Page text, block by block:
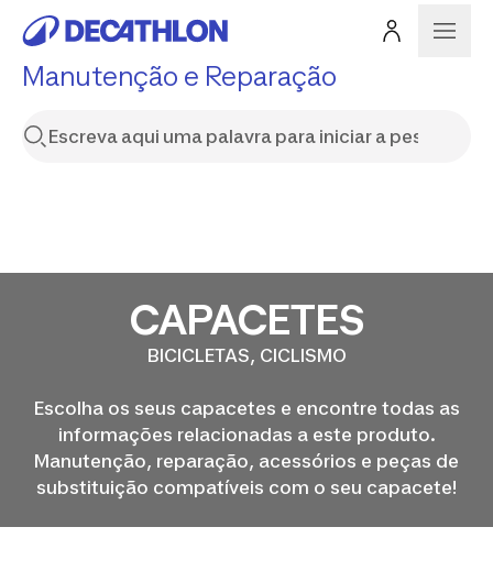
Manutenção e Reparação
CAPACETES
BICICLETAS, CICLISMO
Escolha os seus capacetes e encontre todas as
informações relacionadas a este produto.
Manutenção, reparação, acessórios e peças de
substituição compatíveis com o seu capacete!